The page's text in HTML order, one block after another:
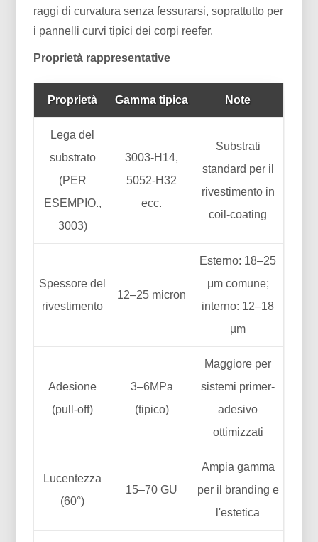
raggi di curvatura senza fessurarsi, soprattutto per
i pannelli curvi tipici dei corpi reefer.
Proprietà rappresentative
Proprietà Gamma tipica Note
Lega del
substrato
(PER
ESEMPIO.,
3003)
3003-H14,
5052-H32
ecc.
Substrati
standard per il
rivestimento in
coil-coating
Spessore del
rivestimento
12–25 micron
Esterno: 18–25
μm comune;
interno: 12–18
µm
Adesione
(pull-off)
3–6MPa
(tipico)
Maggiore per
sistemi primer-
adesivo
ottimizzati
Lucentezza
(60°)
15–70 GU
Ampia gamma
per il branding e
l'estetica